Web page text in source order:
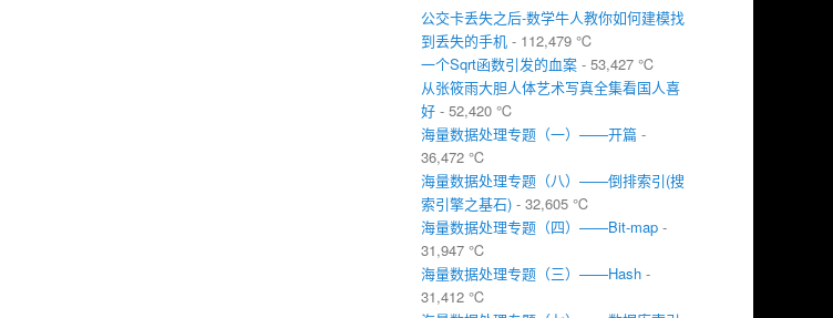
公交卡丢失之后-数学牛人教你如何建模找
到丢失的手机 - 112,479 ℃
一个Sqrt函数引发的血案 - 53,427 ℃
从张筱雨大胆人体艺术写真全集看国人喜
好 - 52,420 ℃
海量数据处理专题（一）——开篇 -
36,472 ℃
海量数据处理专题（八）——倒排索引(搜
索引擎之基石) - 32,605 ℃
海量数据处理专题（四）——Bit-map -
31,947 ℃
海量数据处理专题（三）——Hash -
31,412 ℃